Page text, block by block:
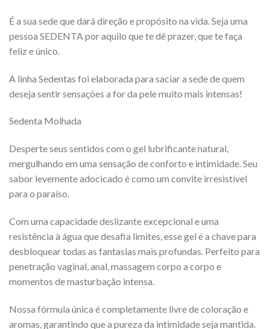
É a sua sede que dará direção e propósito na vida. Seja uma
pessoa SEDENTA por aquilo que te dê prazer, que te faça
feliz e único.
A linha Sedentas foi elaborada para saciar a sede de quem
deseja sentir sensações a for da pele muito mais intensas!
Sedenta Molhada
Desperte seus sentidos com o gel lubrificante natural,
mergulhando em uma sensação de conforto e intimidade. Seu
sabor levemente adocicado é como um convite irresistível
para o paraíso.
Com uma capacidade deslizante excepcional e uma
resistência à água que desafia limites, esse gel é a chave para
desbloquear todas as fantasias mais profundas. Perfeito para
penetração vaginal, anal, massagem corpo a corpo e
momentos de masturbação intensa.
Nossa fórmula única é completamente livre de coloração e
aromas, garantindo que a pureza da intimidade seja mantida.